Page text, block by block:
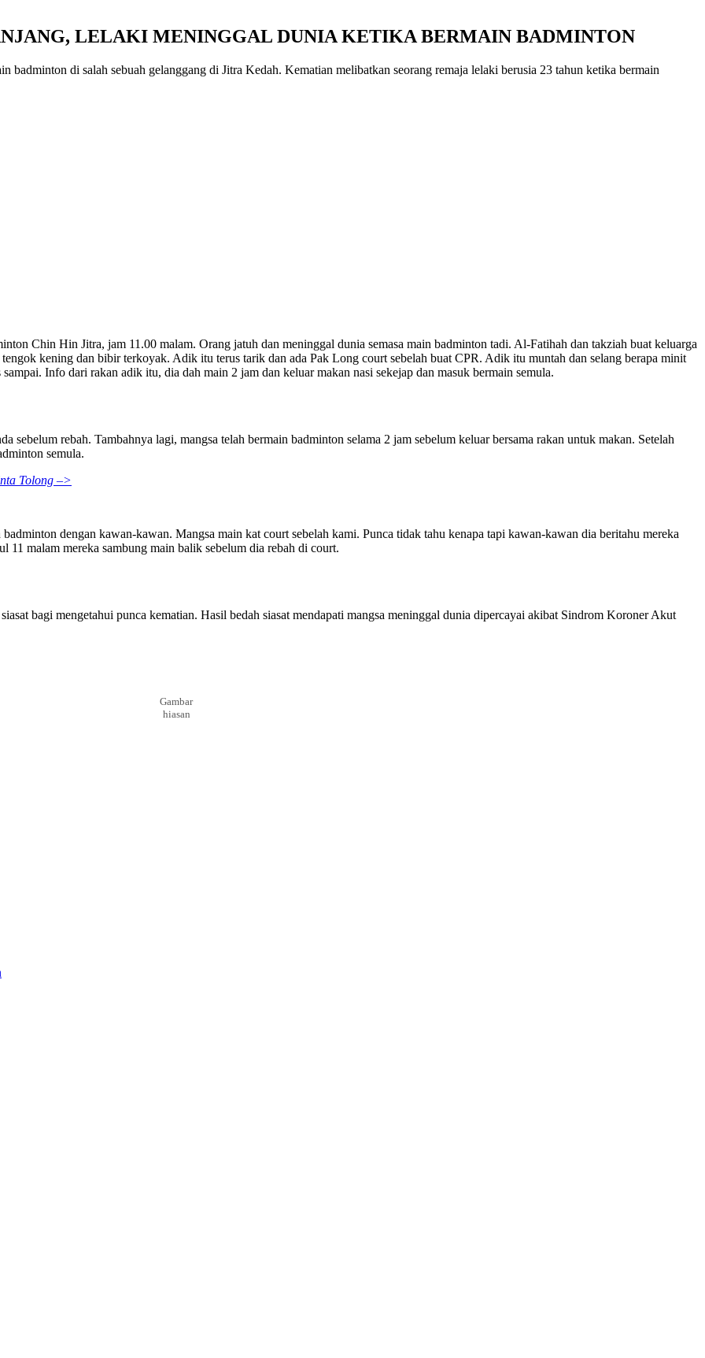
LELAKI MENINGGAL DUNIA KETIKA BERMAIN BADMINTON
badminton di salah sebuah gelanggang di Jitra Kedah. Kematian melibatkan seorang remaja lelaki berusia 23 tahun ketika bermain
Chin Hin Jitra, jam 11.00 malam. Orang jatuh dan meninggal dunia semasa main badminton tadi. Al-Fatihah dan takziah buat keluarga
kening dan bibir terkoyak. Adik itu terus tarik dan ada Pak Long court sebelah buat CPR. Adik itu muntah dan selang berapa minit
Info dari rakan adik itu, dia dah main 2 jam dan keluar makan nasi sekejap dan masuk bermain semula.
sebelum rebah. Tambahnya lagi, mangsa telah bermain badminton selama 2 jam sebelum keluar bersama rakan untuk makan. Setelah
semula.
Tolong –>
dengan kawan-kawan. Mangsa main kat court sebelah kami. Punca tidak tahu kenapa tapi kawan-kawan dia beritahu mereka
malam mereka sambung main balik sebelum dia rebah di court.
bagi mengetahui punca kematian. Hasil bedah siasat mendapati mangsa meninggal dunia dipercayai akibat Sindrom Koroner Akut
Gambar
hiasan